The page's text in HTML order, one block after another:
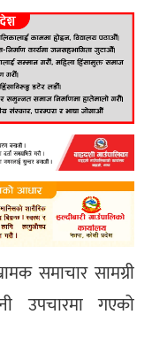
समाचार सामग्री
उपचारमा गएको